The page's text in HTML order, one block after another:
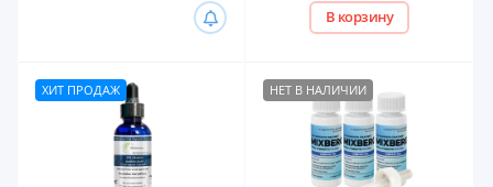
В корзину
ХИТ ПРОДАЖ НЕТ В НАЛИЧИИ